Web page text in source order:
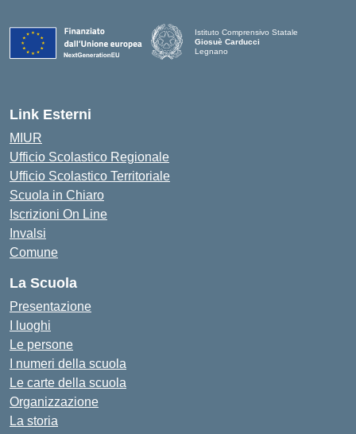
Istituto Comprensivo Statale
Giosuè Carducci
Legnano
Link Esterni
MIUR
Ufficio Scolastico Regionale
Ufficio Scolastico Territoriale
Scuola in Chiaro
Iscrizioni On Line
Invalsi
Comune
La Scuola
Presentazione
I luoghi
Le persone
I numeri della scuola
Le carte della scuola
Organizzazione
La storia